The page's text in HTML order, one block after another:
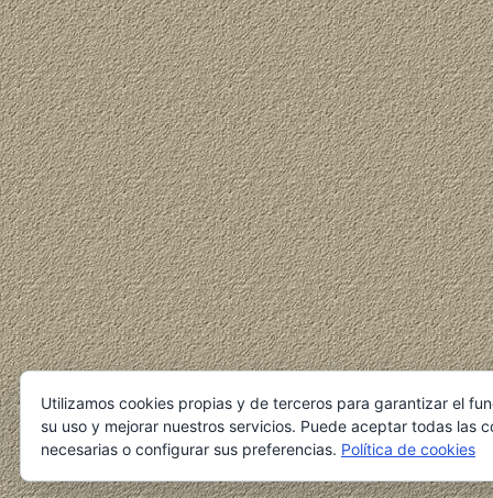
Utilizamos cookies propias y de terceros para garantizar el
su uso y mejorar nuestros servicios. Puede aceptar todas las
necesarias o configurar sus preferencias. Política de cookies